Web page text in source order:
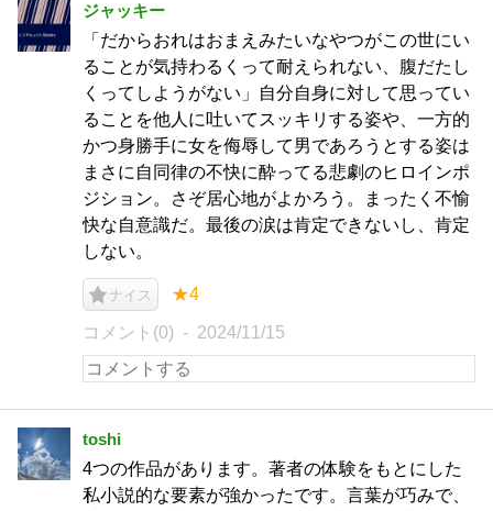
ジャッキー
「だからおれはおまえみたいなやつがこの世にい
ることが気持わるくって耐えられない、腹だたし
くってしようがない」自分自身に対して思ってい
ることを他人に吐いてスッキリする姿や、一方的
かつ身勝手に女を侮辱して男であろうとする姿は
まさに自同律の不快に酔ってる悲劇のヒロインポ
ジション。さぞ居心地がよかろう。まったく不愉
快な自意識だ。最後の涙は肯定できないし、肯定
しない。
ナイス ★4
コメント(0) 2024/11/15
toshi
4つの作品があります。著者の体験をもとにした
私小説的な要素が強かったです。言葉が巧みで、